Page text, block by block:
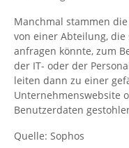
Manchmal stammen
von einer Abteilung,
anfragen könnte, zum
der IT- oder der
leiten dann zu einer
Unternehmenswebsite
Benutzerdaten
Quelle: Sophos